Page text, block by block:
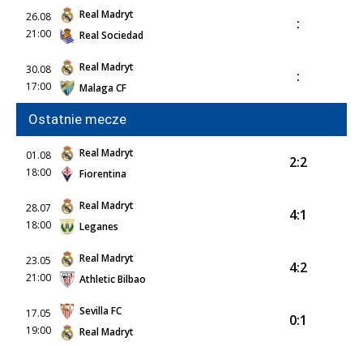
26.08
21:00
Real Madryt
Real Sociedad
:
30.08
17:00
Real Madryt
Malaga CF
:
Ostatnie mecze
01.08
18:00
Real Madryt
Fiorentina
2:2
28.07
18:00
Real Madryt
Leganes
4:1
23.05
21:00
Real Madryt
Athletic Bilbao
4:2
17.05
19:00
Sevilla FC
Real Madryt
0:1